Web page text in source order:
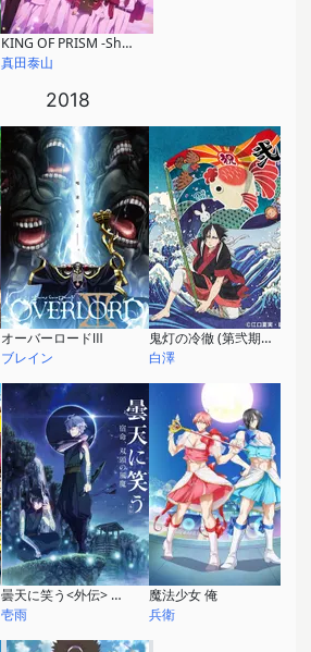
KING OF PRISM -Shiny Seven Stars-
真田泰山
2018
オーバーロードⅢ
ブレイン
鬼灯の冷徹 (第弐期その弐)
白澤
曇天に笑う<外伝> ～宿命、双頭の風魔～
壱雨
魔法少女 俺
兵衛